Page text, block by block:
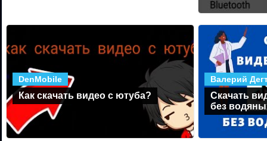
DenMobile
Как скачать видео с ютуба?
Валерий
Скачать
без